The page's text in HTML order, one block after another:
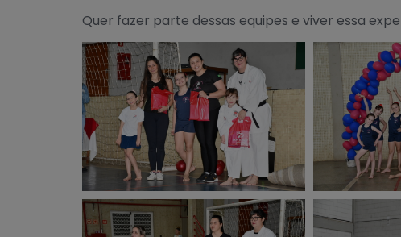
Quer fazer parte dessas equipes e viver essa